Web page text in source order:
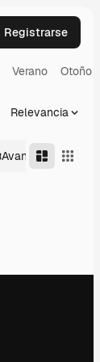
Registrarse
Verano Otoño
Relevancia
Avanzado